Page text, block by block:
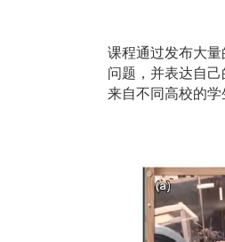
课程通过发布大
问题，并表达自
来自不同高校的